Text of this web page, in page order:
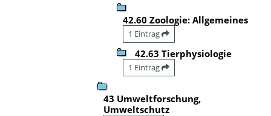
42.60 Zoologie: Allgemeines
1 Eintrag
42.63 Tierphysiologie
1 Eintrag
43 Umweltforschung,
Umweltschutz